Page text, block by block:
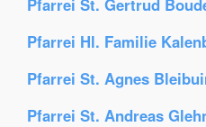
Pfarrei St. Gertrud
Pfarrei Hl. Familie
Pfarrei St. Agnes
Pfarrei St. Andreas